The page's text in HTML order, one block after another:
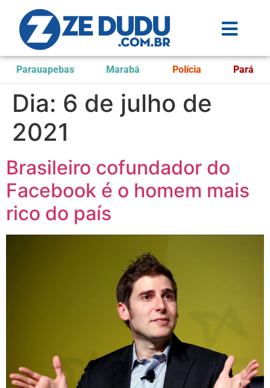
Parauapebas Marabá Polícia Pará
Dia: 6 de julho de
2021
Brasileiro cofundador do
Facebook é o homem mais
rico do país